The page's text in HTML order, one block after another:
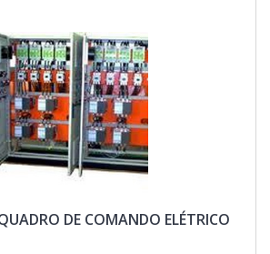
eletromecânicas e instalações
na experiência dos clientes, oferece
qgbt elétrica e quadro elétrico industrial
e proteção.A empresa conta com um
qualificados para o serviço, além de
modernos, que se ajustam a
A Jumper Soluções Industriais é uma
sido apontada de forma positiva no
e qualidade que fecha o ciclo de
DE COMANDO ELÉTRICO